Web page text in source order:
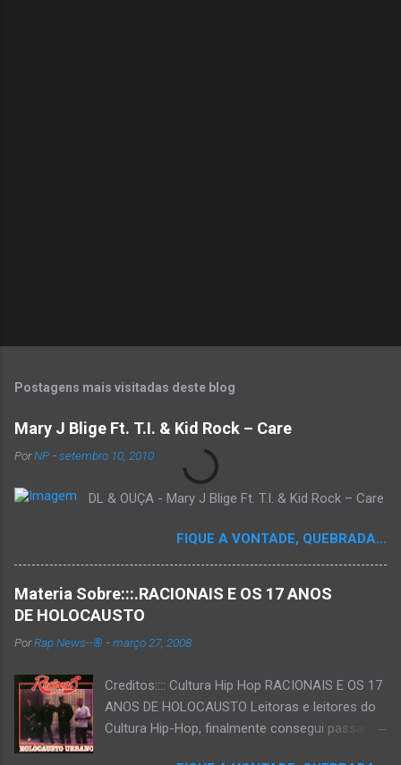
Postagens mais visitadas deste blog
Mary J Blige Ft. T.I. & Kid Rock – Care
PorNP -setembro 10, 2010
DL & OUÇA - Mary J Blige Ft. T.I. & Kid Rock – Care
FIQUE A VONTADE, QUEBRADA...
Materia Sobre:::.RACIONAIS E OS 17 ANOS
DE HOLOCAUSTO
PorRap News--® -março 27, 2008
Creditos:::: Cultura Hip Hop RACIONAIS E OS 17
ANOS DE HOLOCAUSTO Leitoras e leitores do
Cultura Hip-Hop, finalmente consegui passar